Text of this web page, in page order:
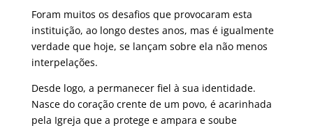
Foram muitos os desafios que provocaram esta
instituição, ao longo destes anos, mas é igualmente
verdade que hoje, se lançam sobre ela não menos
interpelações.
Desde logo, a permanecer fiel à sua identidade.
Nasce do coração crente de um povo, é acarinhada
pela Igreja que a protege e ampara e soube